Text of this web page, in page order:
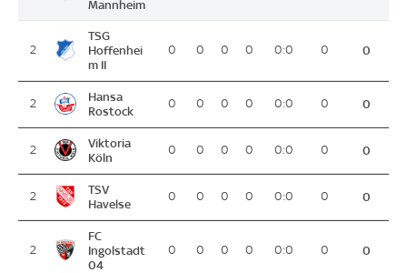
Mannheim
2
TSG
Hoffenhei
m II
0 0 0 0 0:0 0 0
2
Hansa
Rostock
0 0 0 0 0:0 0 0
2
Viktoria
Köln
0 0 0 0 0:0 0 0
2
TSV
Havelse
0 0 0 0 0:0 0 0
2
FC
Ingolstadt
04
0 0 0 0 0:0 0 0